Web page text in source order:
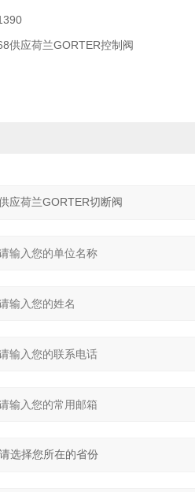
供应荷兰GORTER控制阀